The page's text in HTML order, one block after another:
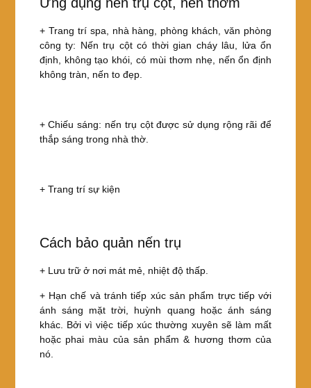
+ Trang trí spa, nhà hàng, phòng khách, văn phòng
công ty: Nến trụ cột có thời gian cháy lâu, lửa ổn
định, không tạo khói, có mùi thơm nhẹ, nến ổn định
không tràn, nến to đẹp.
+ Chiếu sáng: nến trụ cột được sử dụng rộng rãi để
thắp sáng trong nhà thờ.
+ Trang trí sự kiện
Cách bảo quản nến trụ
+ Lưu trữ ở nơi mát mẻ, nhiệt độ thấp.
+ Hạn chế và tránh tiếp xúc sản phẩm trực tiếp với
ánh sáng mặt trời, huỳnh quang hoặc ánh sáng
khác. Bởi vì việc tiếp xúc thường xuyên sẽ làm mất
hoặc phai màu của sản phẩm & hương thơm của
nó.